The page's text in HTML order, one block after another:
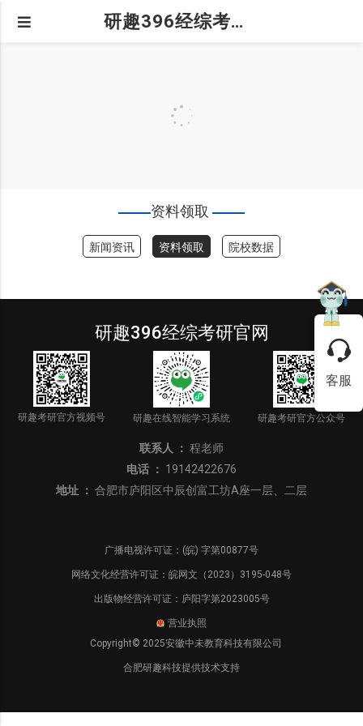
研趣396经综考研官网
资料领取
新闻资讯 资料领取 院校数据
研趣396经综考研官网
研趣考研官方视频号 研趣在线智能学习系统 研趣考研官方公众号
联系人 ： 程老师
电话 ： 19142422676
地址 ： 合肥市庐阳区中辰创富工坊A座一层、二层
广播电视许可证：(皖) 字第00877号
网络文化经营许可证：皖网文（2023）3195-048号
出版物经营许可证：庐阳字第2023005号
营业执照
Copyright© 2025安徽中未教育科技有限公司
合肥研趣科技提供技术支持